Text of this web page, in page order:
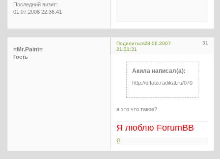
Последний визит:
01.07.2008 22:36:41
Поделиться 31
28.06.2007
21:31:31
=Mr.Paint=
Гость
Акила написал(а):
http://o.foto.radikal.ru/0706/d2/
а это что такое?
Я люблю ForumBB
0